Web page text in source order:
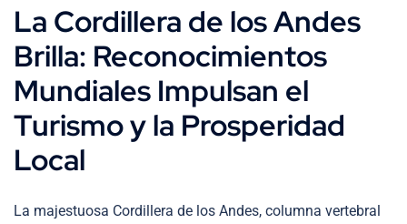
La Cordillera de los Andes
Brilla: Reconocimientos
Mundiales Impulsan el
Turismo y la Prosperidad
Local
La majestuosa Cordillera de los Andes, columna vertebral